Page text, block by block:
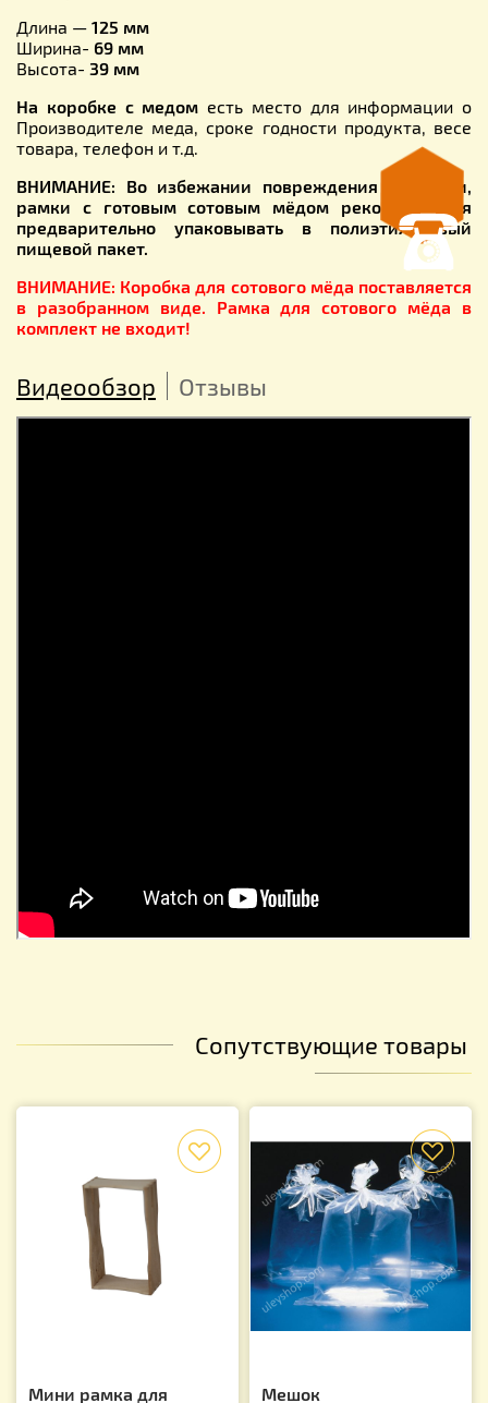
Длина — 125 мм
Ширина- 69 мм
Высота- 39 мм
На коробке с медом есть место для информации о
Производителе меда, сроке годности продукта, весе
товара, телефон и т.д.
ВНИМАНИЕ: Во избежании повреждения упаковки,
рамки с готовым сотовым мёдом рекомендуется
предварительно упаковывать в полиэтиленовый
пищевой пакет.
ВНИМАНИЕ: Коробка для сотового мёда поставляется
в разобранном виде. Рамка для сотового мёда в
комплект не входит!
Видеообзор Отзывы
Сопутствующие товары
Мини рамка для
f
Мешок